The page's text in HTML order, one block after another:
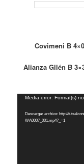
Covimeni B
Alianza Gllén B
Reproductor
vídeo
Media error: Format(s)
Descargar archivo: http://
WA0007_001.mp4?_=1